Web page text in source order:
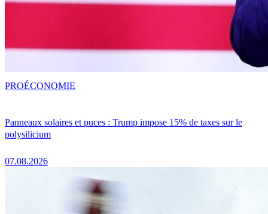
Panneaux solaires et puces : Trump impose 15% de taxes sur le
polysilicium
07.08.2026
PROÉCONOMIE